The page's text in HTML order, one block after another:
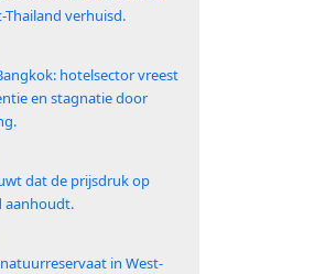
verhuisd.
hotelsector vreest
en stagnatie door
dat de prijsdruk op
aanhoudt.
in West-